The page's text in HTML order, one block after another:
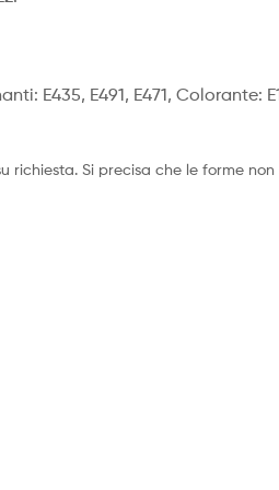
E435, E491, E471, Colorante:
Si precisa che le forme